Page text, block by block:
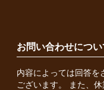
お問い合わせについ
内容によっては回答を
ございます。 また、